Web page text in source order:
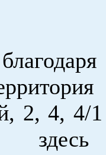
2, 4, 4/